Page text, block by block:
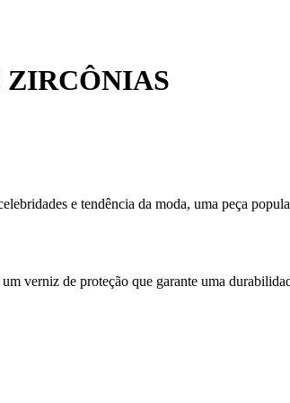
ZIRCÔNIAS
e tendência da moda, uma peça
verniz de proteção que garante uma